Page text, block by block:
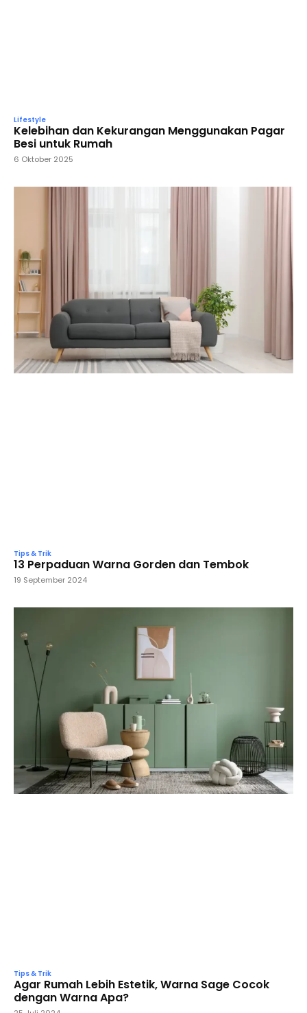
Lifestyle
Kelebihan dan Kekurangan Menggunakan Pagar
Besi untuk Rumah
6 Oktober 2025
Tips & Trik
13 Perpaduan Warna Gorden dan Tembok
19 September 2024
Tips & Trik
Agar Rumah Lebih Estetik, Warna Sage Cocok
dengan Warna Apa?